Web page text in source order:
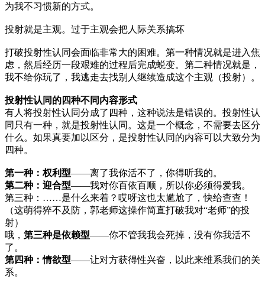
为我不习惯新的方式。
投射就是主观。过于主观会把人际关系搞坏
打破投射性认同会面临非常大的困难。第一种情况就是进入焦
虑，然后经历一段艰难的过程后完成蜕变。第二种情况就是，
我不给你玩了，我逃走去找别人继续造成这个主观（投射）。
投射性认同的四种不同内容形式
有人将投射性认同分成了四种，这种说法是错误的。投射性认
同只有一种，就是投射性认同。这是一个概念，不需要去区分
什么。如果真要加以区分，是投射性认同的内容可以大致分为
四种。
第一种：权利型——离了我你活不了，你得听我的。
第二种：迎合型——我对你百依百顺，所以你必须得爱我。
第三种：……是什么来着？哎呀这也太尴尬了，快给查查！
（这萌得猝不及防，郭老师这操作简直打破我对“老师”的投
射）
哦， 第三种是依赖型——你不管我我会死掉，没有你我活不
了。
第四种：情欲型——让对方获得性兴奋，以此来维系我们的关
系。